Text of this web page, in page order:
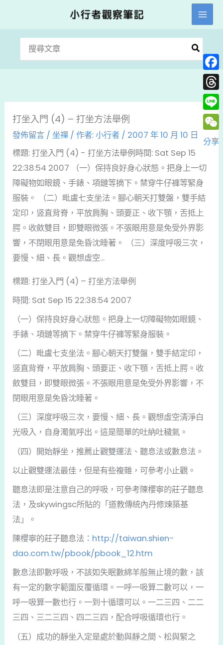
打坐入門 (4) – 打坐方法舉例
發佈留言 /坐禪 / 作者:小行者 / 2007 年 10 月 10 日
標題: 打坐入門 (4) - 打坐方法舉例時間: Sat Sep 15
22:38:54 2007 （一）保持良好身心狀態。把身上一切
障礙物如眼鏡、手錶、項鏈等摘下。禁穿牛仔褲等緊身
服裝。 （二）毗盧七支坐法。腳心朝天打雙盤，雙手結
定印，竖直背脊，平放肩胸、頭要正、收下顎，舌抵上
腭。收斂雙目，即雙眼微張。不張眼用意是免受外界影
響，不閉眼用意是免昏沈睡著。 （三）深度呼吸三次，
要慢、細、長。觀想虛空...
標題: 打坐入門 (4) – 打坐方法舉例
時間: Sat Sep 15 22:38:54 2007
（一）保持良好身心狀態。把身上一切障礙物如眼鏡、
手錶、項鏈等摘下。禁穿牛仔褲等緊身服裝。
（二）毗盧七支坐法。腳心朝天打雙盤，雙手結定印，
竖直背脊，平放肩胸、頭要正、收下顎，舌抵上腭。收
斂雙目，即雙眼微張。不張眼用意是免受外界影響，不
閉眼用意是免昏沈睡著。
（三）深度呼吸三次，要慢、細、長。觀想虛空清淨白
光吸入，自身濁氣呼出。這是簡單的吐納吐穢氣。
（四）開始靜坐，推薦止觀雙運法、聽息法或數息法。
以止觀雙運法最佳，但是有些複雜，可參考小止觀。
聽息法即是注意自己的呼吸，可參考陳櫻寧的莊子聽息
法，及skywingsc所貼的「道教傳統內丹修煉築基
法」。
陳櫻寧的莊子聽息法： http://taiwan.shien-
dao.com.tw/pbook/pbook_12.htm
數息法即數呼吸，不該如失眠數綿羊般無止境的數，該
有一定的數字範圍反覆循環。一呼一吸算二數可以，一
呼一吸算一數也行。一到十循環可以。一二三四、二二
三四、三二三四、四二三四，配合呼吸循環也行。
（五）成功的靜坐入定是處於動與靜之間、松與緊之
Line
分享